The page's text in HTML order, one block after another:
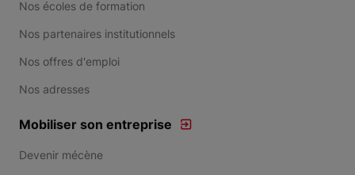
Nos écoles de formation
Nos partenaires institutionnels
Nos offres d'emploi
Nos adresses
Mobiliser son entreprise
Devenir mécène